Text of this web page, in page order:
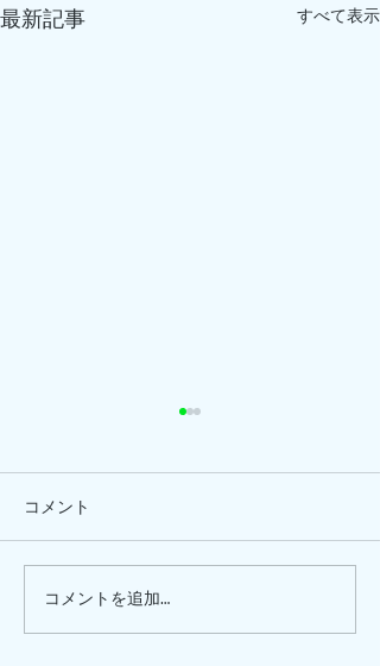
最新記事 すべて表示
ピナイ半日+釣りツアー
コメント
コメントを追加…